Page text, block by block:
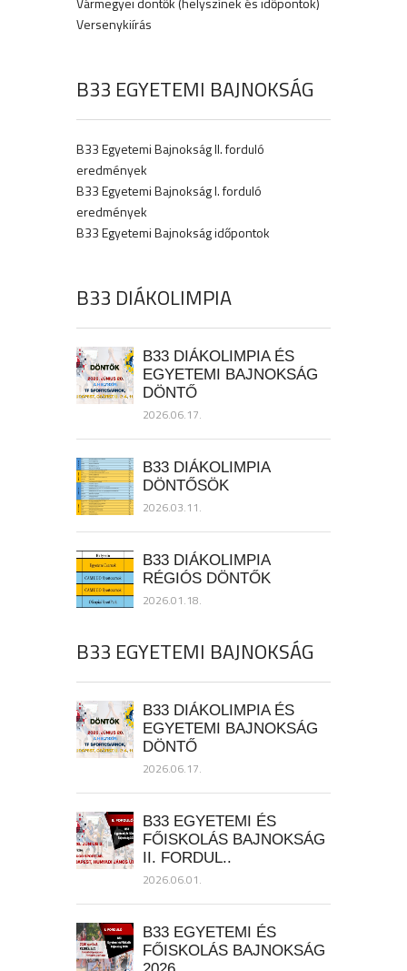
Versenykiírás
B33 EGYETEMI BAJNOKSÁG
B33 Egyetemi Bajnokság II. forduló
eredmények
B33 Egyetemi Bajnokság I. forduló
eredmények
B33 Egyetemi Bajnokság időpontok
B33 DIÁKOLIMPIA
B33 DIÁKOLIMPIA ÉS
EGYETEMI BAJNOKSÁG
DÖNTŐ
2026.06.17.
B33 DIÁKOLIMPIA
DÖNTŐSÖK
2026.03.11.
B33 DIÁKOLIMPIA
RÉGIÓS DÖNTŐK
2026.01.18.
B33 EGYETEMI BAJNOKSÁG
B33 DIÁKOLIMPIA ÉS
EGYETEMI BAJNOKSÁG
DÖNTŐ
2026.06.17.
B33 EGYETEMI ÉS
FŐISKOLÁS BAJNOKSÁG
II. FORDUL..
2026.06.01.
B33 EGYETEMI ÉS
FŐISKOLÁS BAJNOKSÁG